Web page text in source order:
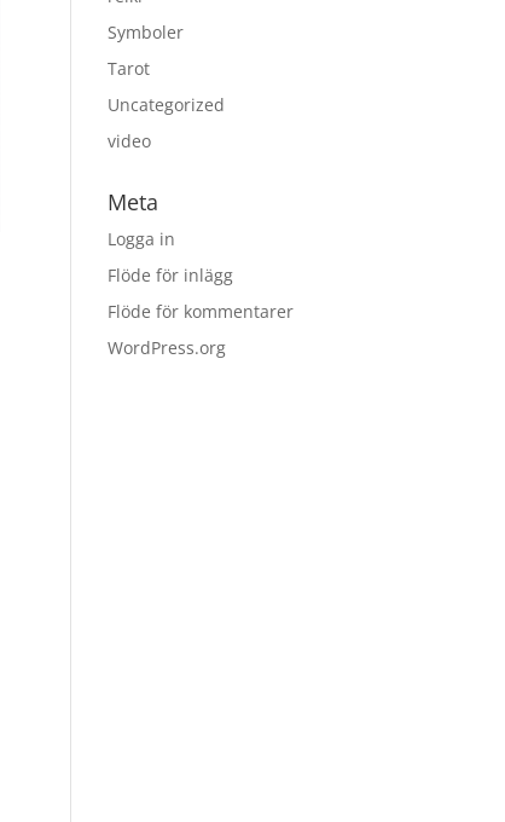
Symboler
Tarot
Uncategorized
video
Meta
Logga in
Flöde för inlägg
Flöde för kommentarer
WordPress.org